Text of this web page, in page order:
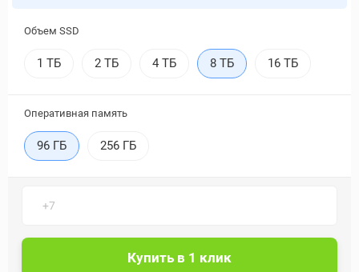
Объем SSD
1 ТБ 2 ТБ 4 ТБ 8 ТБ 16 ТБ
Оперативная память
96 ГБ 256 ГБ